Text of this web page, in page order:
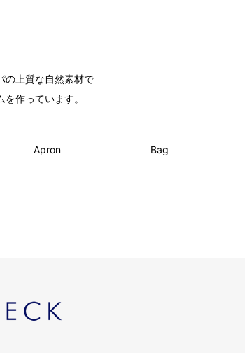
の上質な自然素材で
作っています。
Apron Bag